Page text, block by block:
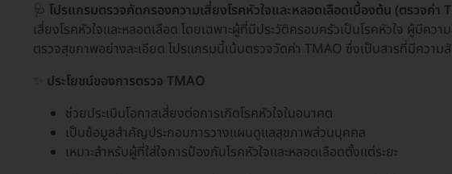
🩺 โปรแกรมตรวจคัดกรองความเสี่ยงโรคหัวใจและหลอดเลือดเบื้องต้น (ตรวจค่า
เสี่ยงโรคหัวใจและหลอดเลือด โดยเฉพาะผู้ที่มีประวัติครอบครัวเป็นโรคหัวใจ ผู้มีคว
ตรวจสุขภาพอย่างละเอียด โปรแกรมนี้เน้นตรวจวัดค่า TMAO ซึ่งเป็นสารที่มีความ
ประโยชน์ของการตรวจ TMAO
ช่วยประเมินโอกาสเสี่ยงต่อการเกิดโรคหัวใจในอนาคต
เป็นข้อมูลสำคัญประกอบการวางแผนดูแลสุขภาพส่วนบุคคล
เหมาะสำหรับผู้ที่ใส่ใจการป้องกันโรคหัวใจและหลอดเลือดตั้งแต่ระยะ